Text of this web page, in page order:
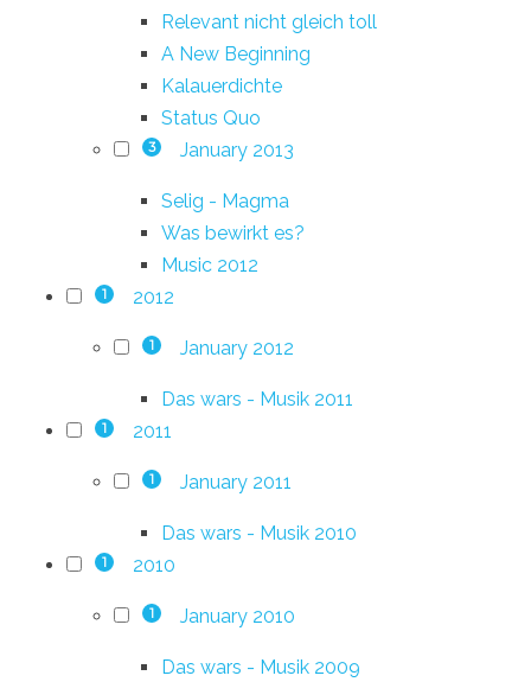
Relevant nicht gleich toll
A New Beginning
Kalauerdichte
Status Quo
3 January 2013
Selig - Magma
Was bewirkt es?
Music 2012
1 2012
1 January 2012
Das wars - Musik 2011
1 2011
1 January 2011
Das wars - Musik 2010
1 2010
1 January 2010
Das wars - Musik 2009